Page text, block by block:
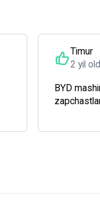
Timur
2 yil
BYD